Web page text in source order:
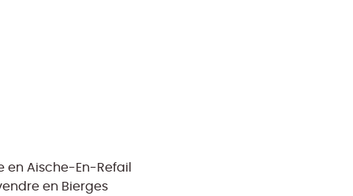
en Aische-En-Refail
en Bierges